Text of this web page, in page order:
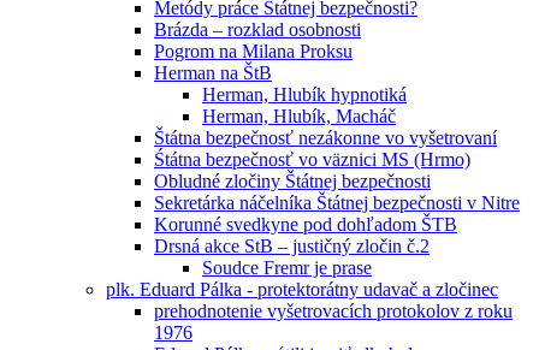
Metódy práce Štátnej bezpečnosti?
Brázda – rozklad osobnosti
Pogrom na Milana Proksu
Herman na ŠtB
Herman, Hlubík hypnotiká
Herman, Hlubík, Macháč
Štátna bezpečnosť nezákonne vo vyšetrovaní
Śtátna bezpečnosť vo väznici MS (Hrmo)
Obludné zločiny Štátnej bezpečnosti
Sekretárka náčelníka Štátnej bezpečnosti v Nitre
Korunné svedkyne pod dohľadom ŠTB
Drsná akce StB – justičný zločin č.2
Soudce Fremr je prase
plk. Eduard Pálka - protektorátny udavač a zločinec
prehodnotenie vyšetrovacích protokolov z roku
1976